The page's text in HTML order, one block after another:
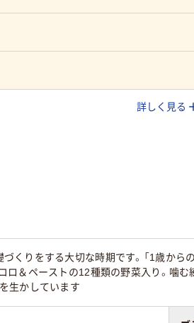
詳しく見る
くりをする大切な時期です。「1歳から
ロ＆ペーストの12種類の野菜入り。噛
生かしています